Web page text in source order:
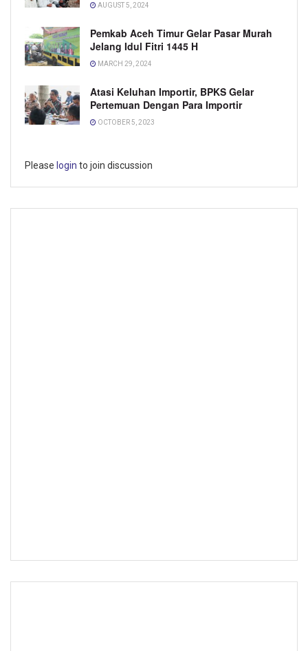
AUGUST 5, 2024
Pemkab Aceh Timur Gelar Pasar Murah
Jelang Idul Fitri 1445 H
MARCH 29, 2024
Atasi Keluhan Importir, BPKS Gelar
Pertemuan Dengan Para Importir
OCTOBER 5, 2023
Please login to join discussion